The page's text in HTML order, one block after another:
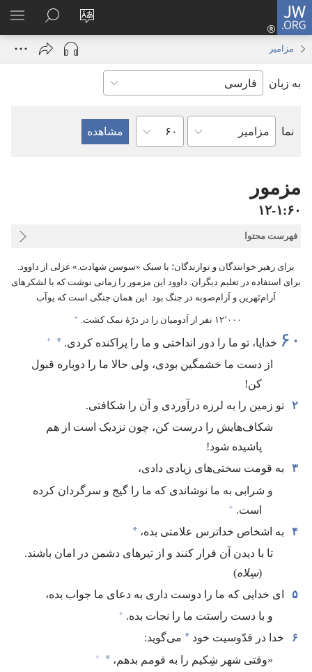
JW.ORG
زبان
سایت
را
ورود
باز
JW.ORG
جستجو
مزامیر
به زبان
نما
کتاب
فصل
مزمور
۶۰‏:‏۱‏-‏۱۲
فهرست محتوا
برای رهبر خوانندگان و نوازندگان؛‏ با سبک «سوسن شهادت.‏» غزلی از داوود.‏
برای استفاده در تعلیم دیگران.‏ داوود این مزمور را زمانی نوشت که با لشکرهای
اَرام‌نَهرین و اَرام‌صوبه در جنگ بود.‏ این همان جنگی است که یوآب
۱۲٬۰۰۰ نفر از اَدومیان را در درّهٔ نمک کشت.‏ +
۶۰ خدایا،‏ تو ما را دور انداختی و ما را پراکنده کردی.‏ *
+
از دست ما خشمگین بودی،‏ ولی حالا ما را دوباره قبول
کن!‏
۲
تو زمین را به لرزه درآوردی و آن را شکافتی.‏
شکاف‌هایش را درست کن،‏ چون نزدیک است از هم
پاشیده شود!‏
۳
به قومت سختی‌های زیادی دادی،‏
و شرابی به ما نوشاندی که ما را گیج و سرگردان کرده
است.‏ +
۴ به اشخاص خداترس علامتی بده،‏ *
تا با دیدن آن فرار کنند و از تیرهای دشمن در امان باشند.‏
(‏سِلاه‏)‏
۵
ای خدایی که ما را دوست داری به دعای ما جواب بده،‏
و با دست راستت ما را نجات بده.‏ +
۶ خدا در قدّوسیت خود * می‌گوید:‏
‏«وقتی شهر شِکیم را به قومم بدهم،‏ *
+